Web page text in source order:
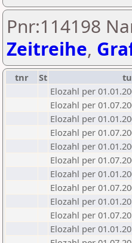
Pnr:114198
Zeitreihe,
tnr St
Elozahl per
Elozahl per
Elozahl per
Elozahl per
Elozahl per
Elozahl per
Elozahl per
Elozahl per
Elozahl per
Elozahl per
Elozahl per